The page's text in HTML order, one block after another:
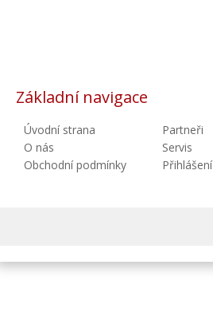
Základní navigace
Úvodní strana
O nás
Obchodní podmínky
Partneři
Servis
Přihlášení